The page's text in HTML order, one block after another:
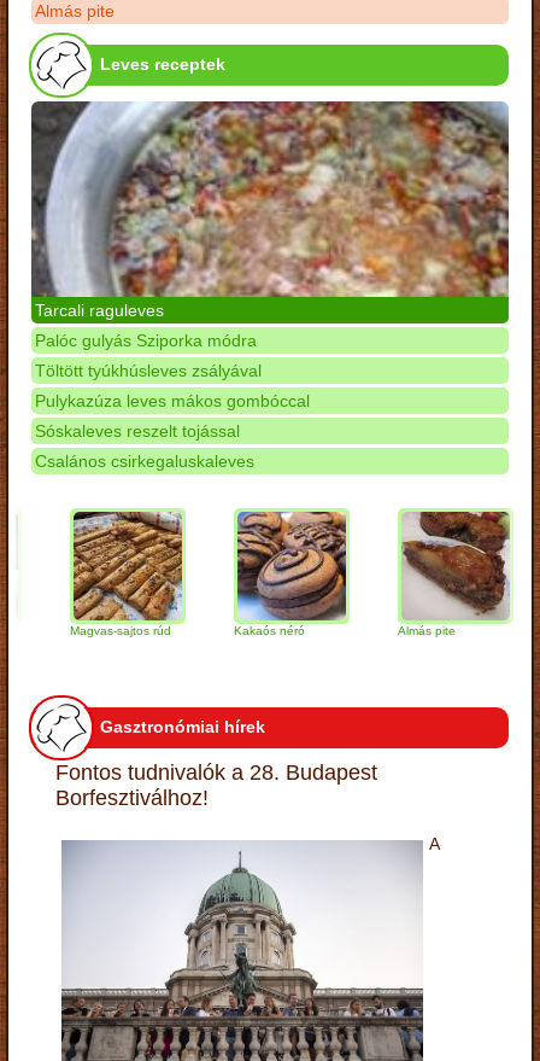
Almás pite
Leves receptek
Tarcali raguleves
Palóc gulyás Sziporka módra
Töltött tyúkhúsleves zsályával
Pulykazúza leves mákos gombóccal
Sóskaleves reszelt tojással
Csalános csirkegaluskaleves
Magvas-sajtos rúd Kakaós néró Almás pite
Gasztronómiai hírek
Fontos tudnivalók a 28. Budapest
Borfesztiválhoz!
A